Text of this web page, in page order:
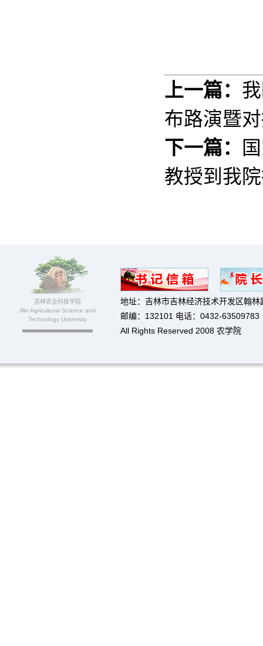
上一篇：
布路演暨
下一篇：
教授到我
吉林农业科技学院
Jilin Agricultural Science and
Technology University
地址：吉林市吉林经济技术开发区翰林
邮编：132101 电话：0432-63509783
All Rights Reserved 2008 农学院